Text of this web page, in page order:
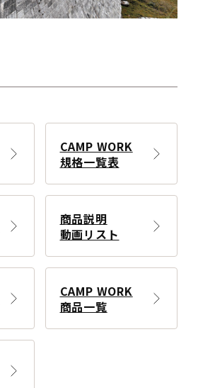
CAMP WORK
規格一覧表
商品説明
動画リスト
CAMP WORK
商品一覧